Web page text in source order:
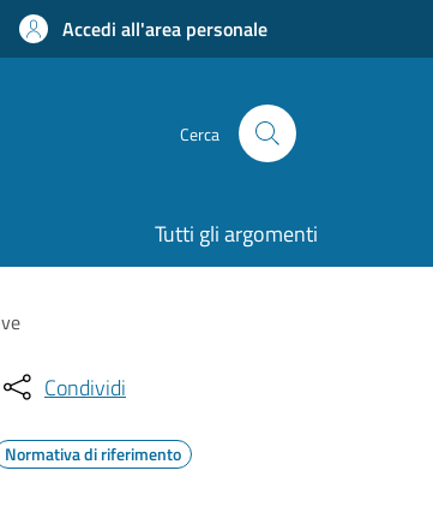
Accedi all'area personale
Cerca
Tutti gli argomenti
Condividi
Normativa di riferimento